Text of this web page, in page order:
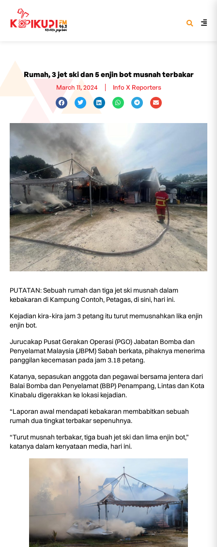
Rumah, 3 jet ski dan 5 enjin bot musnah terbakar
March 11, 2024 Info X Reporters
PUTATAN: Sebuah rumah dan tiga jet ski musnah dalam
kebakaran di Kampung Contoh, Petagas, di sini, hari ini.
Kejadian kira-kira jam 3 petang itu turut memusnahkan lika enjin
enjin bot.
Jurucakap Pusat Gerakan Operasi (PGO) Jabatan Bomba dan
Penyelamat Malaysia (JBPM) Sabah berkata, pihaknya menerima
panggilan kecemasan pada jam 3.18 petang.
Katanya, sepasukan anggota dan pegawai bersama jentera dari
Balai Bomba dan Penyelamat (BBP) Penampang, Lintas dan Kota
Kinabalu digerakkan ke lokasi kejadian.
“Laporan awal mendapati kebakaran membabitkan sebuah
rumah dua tingkat terbakar sepenuhnya.
“Turut musnah terbakar, tiga buah jet ski dan lima enjin bot,”
katanya dalam kenyataan media, hari ini.